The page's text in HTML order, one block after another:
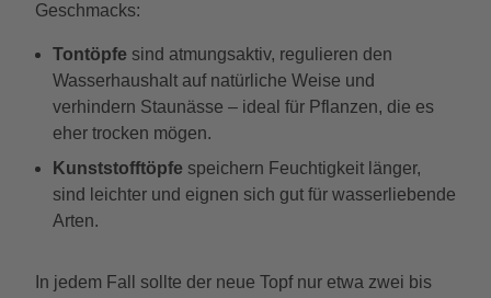
Geschmacks:
Tontöpfe sind atmungsaktiv, regulieren den
Wasserhaushalt auf natürliche Weise und
verhindern Staunässe – ideal für Pflanzen, die es
eher trocken mögen.
Kunststofftöpfe speichern Feuchtigkeit länger,
sind leichter und eignen sich gut für wasserliebende
Arten.
In jedem Fall sollte der neue Topf nur etwa zwei bis